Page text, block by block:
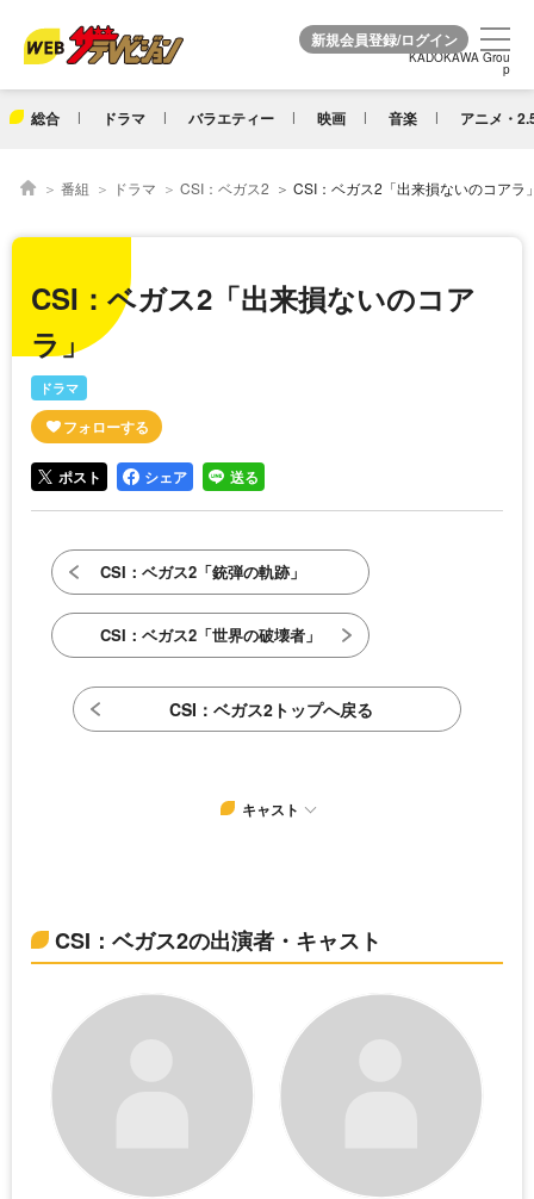
KADOKAWA Grou
p
総合 ドラマ バラエティー 映画 音楽 アニメ・
KADOKAWA Grou
p
番組 ドラマ CSI：ベガス2 CSI：ベガス2「出来損ないのコアラ
CSI：ベガス2「出来損ないのコア
ラ」
ドラマ
ポスト シェア 送る
CSI：ベガス2「銃弾の軌跡」
CSI：ベガス2「世界の破壊者」
CSI：ベガス2トップへ戻る
キャスト
CSI：ベガス2の出演者・キャスト